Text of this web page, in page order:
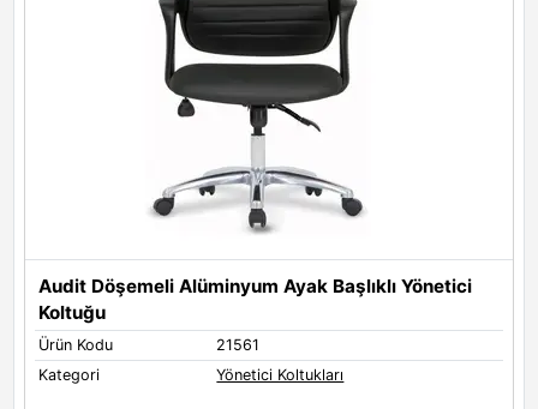
Audit Döşemeli Alüminyum Ayak Başlıklı Yönetici
Koltuğu
Ürün Kodu
21561
Kategori
Yönetici Koltukları